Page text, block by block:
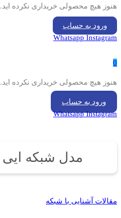
هنوز هیچ محصولی خریداری نکرده اید.
ورود به حساب
Whatsapp Instagram
0
هنوز هیچ محصولی خریداری نکرده اید.
ورود به حساب
Whatsapp Instagram
مدل شبکه ایی Workgroup
مقالات آشنایی با شبکه